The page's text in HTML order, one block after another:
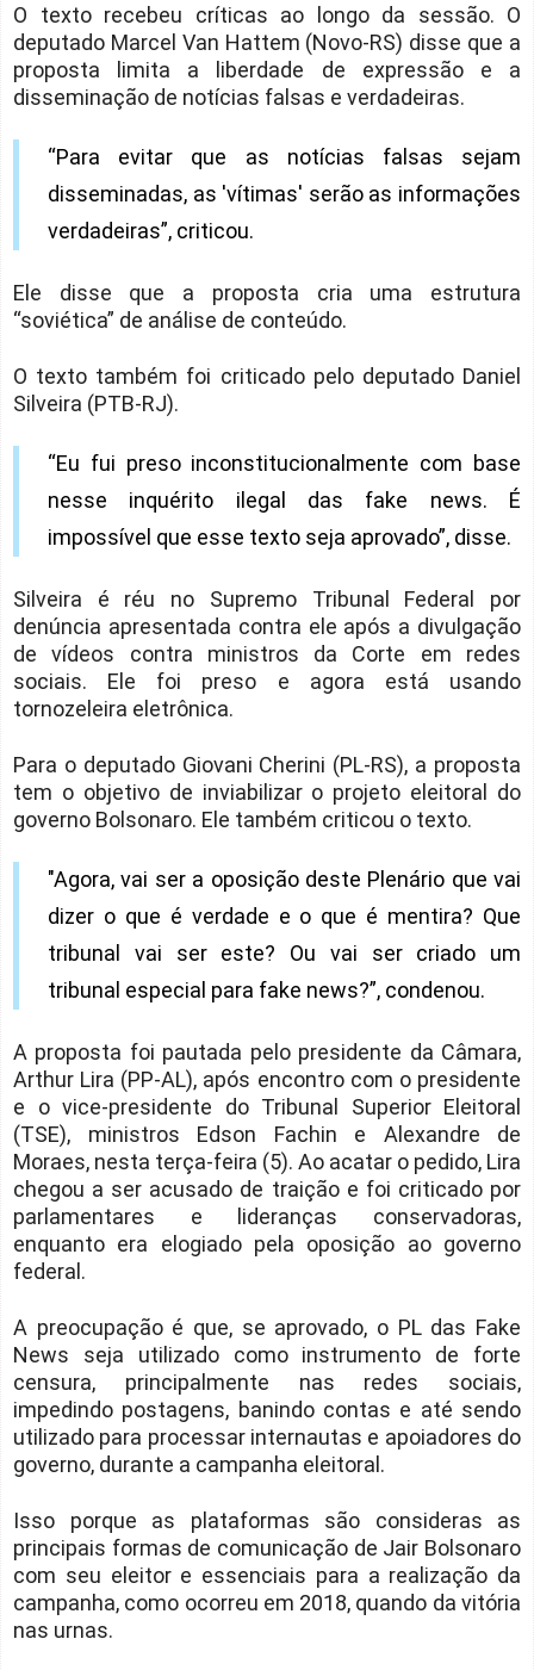
O texto recebeu críticas ao longo da sessão. O
deputado Marcel Van Hattem (Novo-RS) disse que a
proposta limita a liberdade de expressão e a
disseminação de notícias falsas e verdadeiras.
“Para evitar que as notícias falsas sejam
disseminadas, as 'vítimas' serão as informações
verdadeiras”, criticou.
Ele disse que a proposta cria uma estrutura
“soviética” de análise de conteúdo.
O texto também foi criticado pelo deputado Daniel
Silveira (PTB-RJ).
“Eu fui preso inconstitucionalmente com base
nesse inquérito ilegal das fake news. É
impossível que esse texto seja aprovado”, disse.
Silveira é réu no Supremo Tribunal Federal por
denúncia apresentada contra ele após a divulgação
de vídeos contra ministros da Corte em redes
sociais. Ele foi preso e agora está usando
tornozeleira eletrônica.
Para o deputado Giovani Cherini (PL-RS), a proposta
tem o objetivo de inviabilizar o projeto eleitoral do
governo Bolsonaro. Ele também criticou o texto.
"Agora, vai ser a oposição deste Plenário que vai
dizer o que é verdade e o que é mentira? Que
tribunal vai ser este? Ou vai ser criado um
tribunal especial para fake news?”, condenou.
A proposta foi pautada pelo presidente da Câmara,
Arthur Lira (PP-AL), após encontro com o presidente
e o vice-presidente do Tribunal Superior Eleitoral
(TSE), ministros Edson Fachin e Alexandre de
Moraes, nesta terça-feira (5). Ao acatar o pedido, Lira
chegou a ser acusado de traição e foi criticado por
parlamentares e lideranças conservadoras,
enquanto era elogiado pela oposição ao governo
federal.
A preocupação é que, se aprovado, o PL das Fake
News seja utilizado como instrumento de forte
censura, principalmente nas redes sociais,
impedindo postagens, banindo contas e até sendo
utilizado para processar internautas e apoiadores do
governo, durante a campanha eleitoral.
Isso porque as plataformas são consideras as
principais formas de comunicação de Jair Bolsonaro
com seu eleitor e essenciais para a realização da
campanha, como ocorreu em 2018, quando da vitória
nas urnas.